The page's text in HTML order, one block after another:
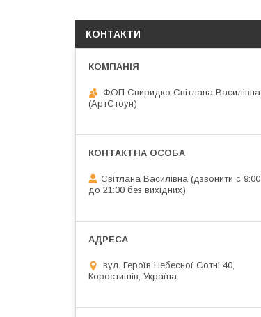
КОНТАКТИ
ФОП Свиридко Світлана Василівна
(АртСтоун)
Світлана Василівна (дзвонити с 9:00
до 21:00 без вихідних)
вул. Героїв Небесної Сотні 40,
Коростишів, Україна